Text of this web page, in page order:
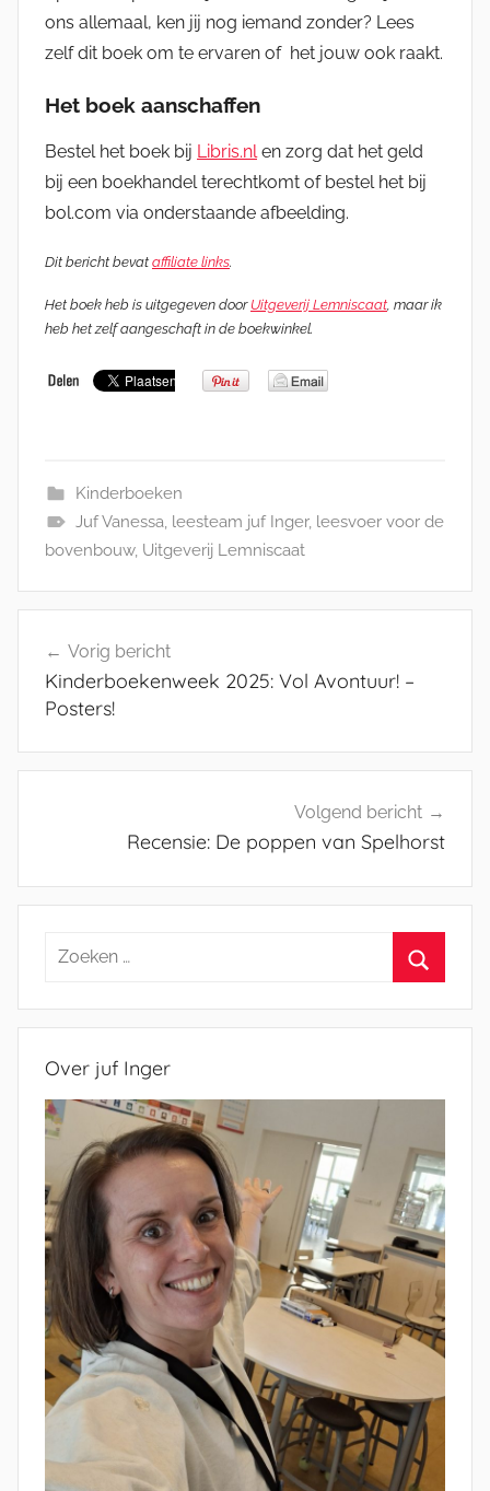
ons allemaal, ken jij nog iemand zonder? Lees
zelf dit boek om te ervaren of het jouw ook raakt.
Het boek aanschaffen
Bestel het boek bij Libris.nlen zorg dat het geld
bij een boekhandel terechtkomt of bestel het bij
bol.com via onderstaande afbeelding.
Dit bericht bevat affiliate links.
Het boek heb is uitgegeven door Uitgeverij Lemniscaat , maar ik
heb het zelf aangeschaft in de boekwinkel.
Kinderboeken
Juf Vanessa, leesteam juf Inger, leesvoer voor de
bovenbouw, Uitgeverij Lemniscaat
navigatie
Vorig bericht
Kinderboekenweek 2025: Vol Avontuur! –
Posters!
Volgend bericht
Recensie: De poppen van Spelhorst
Zoeken
Over juf Inger